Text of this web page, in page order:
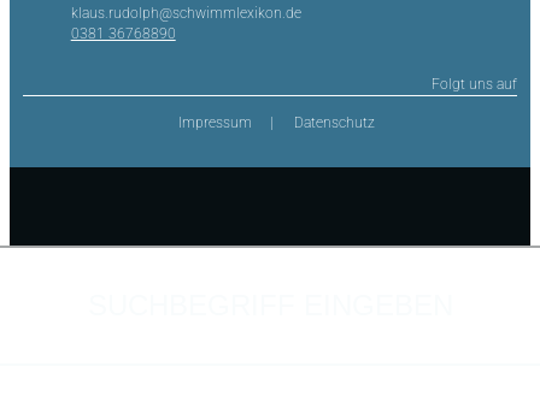
klaus.rudolph@schwimmlexikon.de
0381 36768890
Folgt uns auf
Impressum Datenschutz